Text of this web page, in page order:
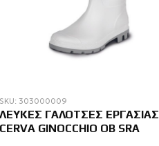
SKU: 303000009
ΛΕΥΚΕΣ ΓΑΛΟΤΣΕΣ ΕΡΓΑΣΙΑΣ
CERVA GINOCCHIO OB SRA